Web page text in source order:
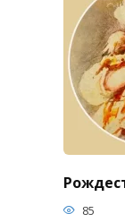
85